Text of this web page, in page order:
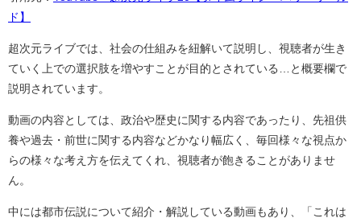
ド】
超次元ライブでは、社会の仕組みを紐解いて説明し、視聴者が生き
ていく上での選択肢を増やすことが目的とされている…と概要欄で
説明されています。
動画の内容としては、政治や歴史に関する内容であったり、先祖供
養や過去・前世に関する内容などかなり幅広く、毎回様々な視点か
らの様々な考え方を伝えてくれ、視聴者が飽きることがありませ
ん。
中には都市伝説について紹介・解説している動画もあり、「これは